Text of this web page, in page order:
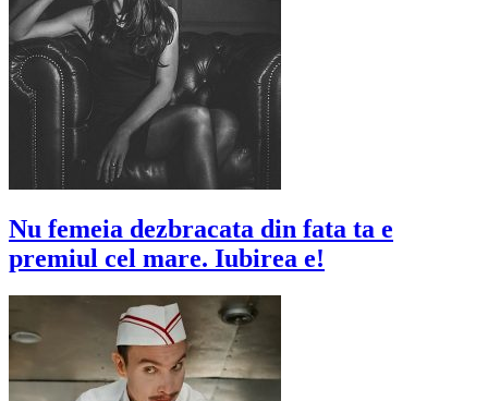
Nu femeia dezbracata din fata ta e
premiul cel mare. Iubirea e!